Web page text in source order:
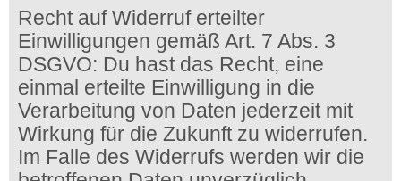
Recht auf Widerruf erteilter
Einwilligungen gemäß Art. 7 Abs. 3
DSGVO: Du hast das Recht, eine
einmal erteilte Einwilligung in die
Verarbeitung von Daten jederzeit mit
Wirkung für die Zukunft zu widerrufen.
Im Falle des Widerrufs werden wir die